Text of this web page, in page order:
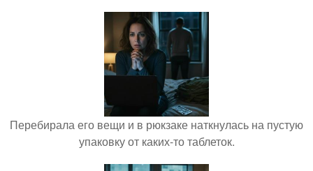
Перебирала его вещи и в рюкзаке наткнулась на пустую
упаковку от каких-то таблеток.